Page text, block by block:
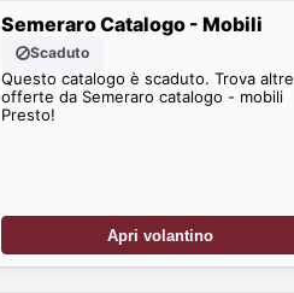
Semeraro Catalogo - Mobili
Scaduto
Questo catalogo è scaduto. Trova altre
offerte da Semeraro catalogo - mobili
Presto!
Apri volantino